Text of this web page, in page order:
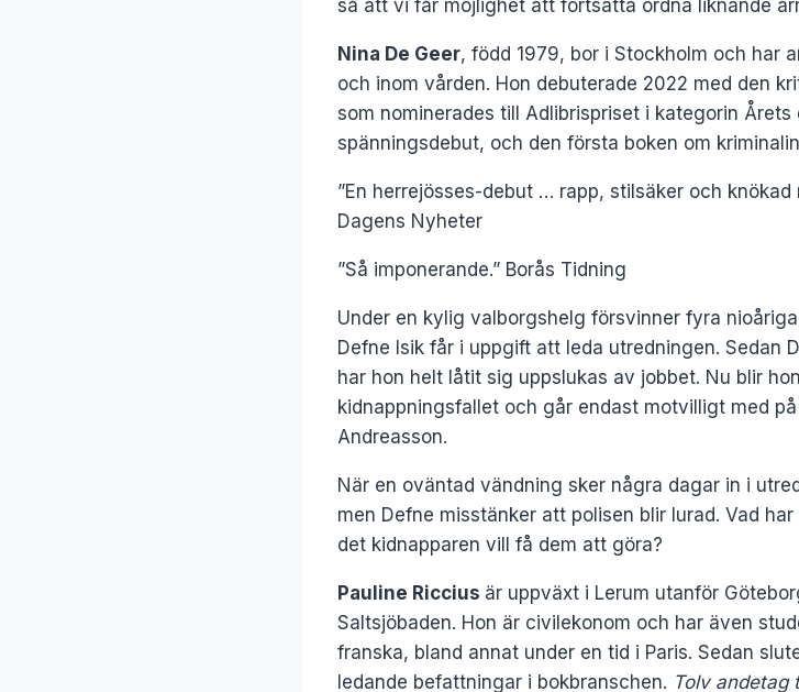
så att vi får möjlighet att fortsätta ordna liknande
Nina De Geer, född 1979, bor i Stockholm och har
och inom vården. Hon debuterade 2022 med den
som nominerades till Adlibrispriset i kategorin Årets
spänningsdebut, och den första boken om
”En herrejösses-debut … rapp, stilsäker och
Dagens Nyheter
”Så imponerande.” Borås Tidning
Under en kylig valborgshelg försvinner fyra
Defne Isik får i uppgift att leda utredningen. Sedan
har hon helt låtit sig uppslukas av jobbet. Nu blir
kidnappningsfallet och går endast motvilligt med
Andreasson.
När en oväntad vändning sker några dagar in i
men Defne misstänker att polisen blir lurad. Vad
det kidnapparen vill få dem att göra?
Pauline Riccius är uppväxt i Lerum utanför
Saltsjöbaden. Hon är civilekonom och har även
franska, bland annat under en tid i Paris. Sedan
ledande befattningar i bokbranschen. Tolv andetag